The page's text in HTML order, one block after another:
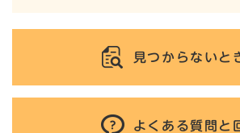
見つからないと
よくある質問と